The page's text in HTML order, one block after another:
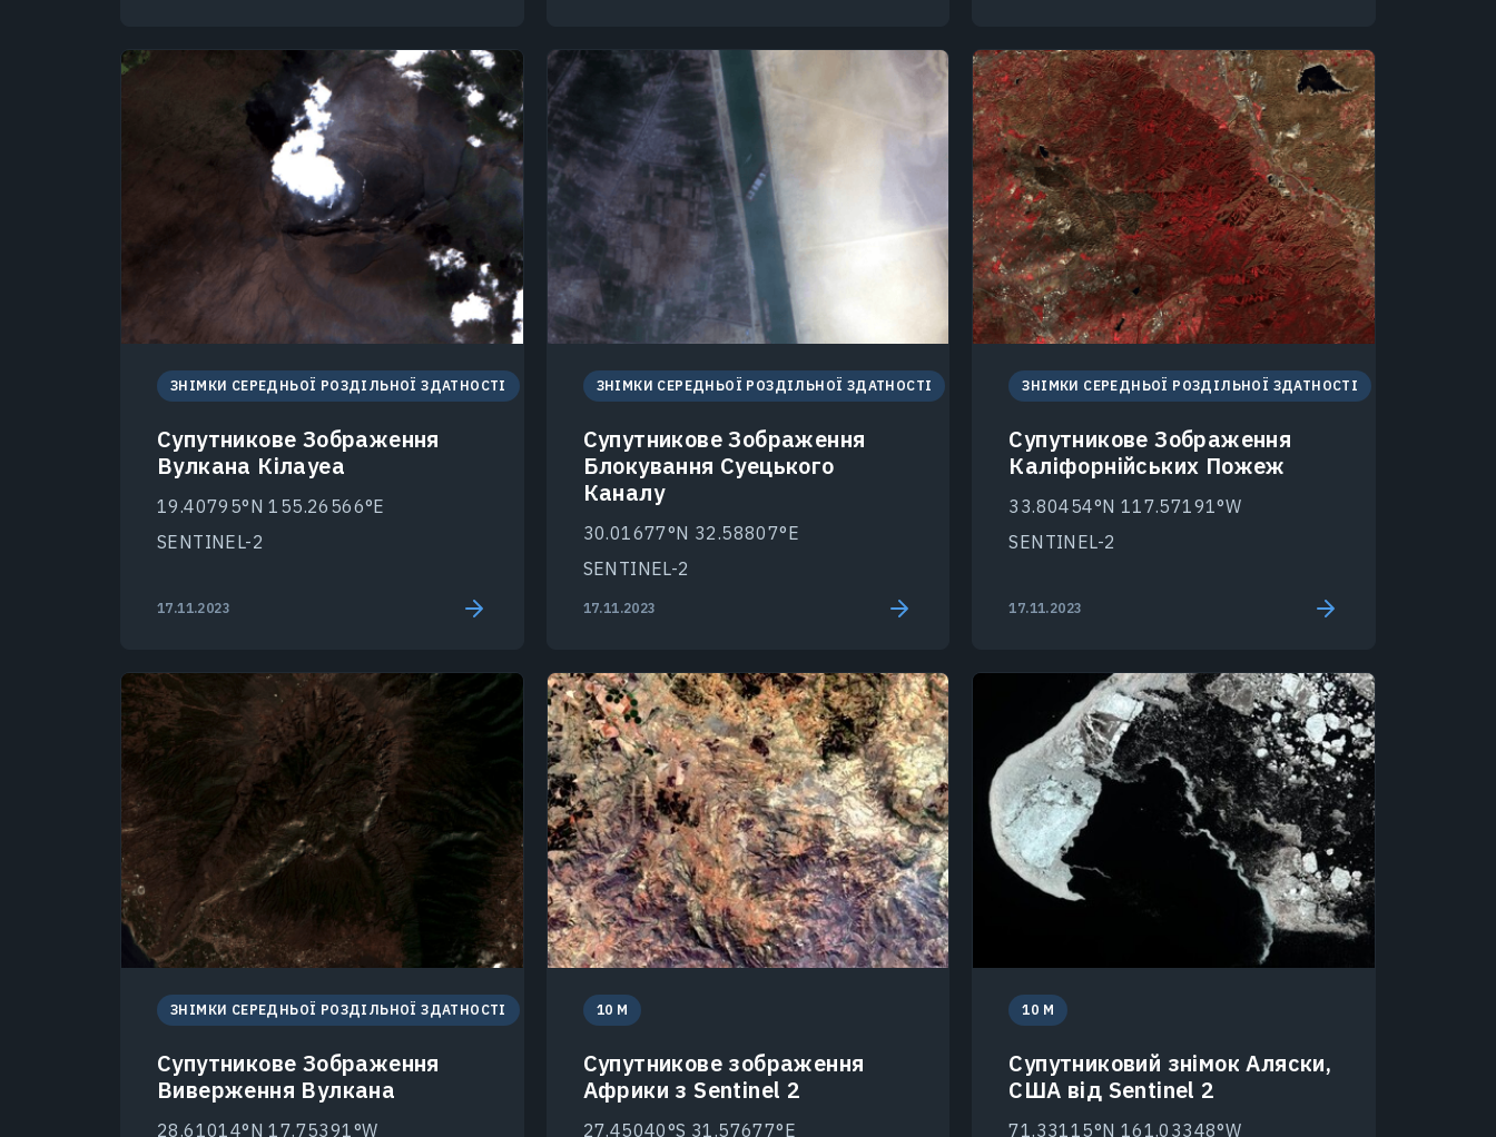
ЗНІМКИ СЕРЕДНЬОЇ РОЗДІЛЬНОЇ ЗДАТНОСТІ
Супутникове Зображення
Вулкана Кілауеа
19.40795°N 155.26566°E
SENTINEL-2
17.11.2023
ЗНІМКИ СЕРЕДНЬОЇ РОЗДІЛЬНОЇ ЗДАТНОСТІ
Супутникове Зображення
Блокування Суецького
Каналу
30.01677°N 32.58807°E
SENTINEL-2
17.11.2023
ЗНІМКИ СЕРЕДНЬОЇ РОЗДІЛЬНОЇ ЗДАТНОСТІ
Супутникове Зображення
Каліфорнійських Пожеж
33.80454°N 117.57191°W
SENTINEL-2
17.11.2023
ЗНІМКИ СЕРЕДНЬОЇ РОЗДІЛЬНОЇ ЗДАТНОСТІ
Супутникове Зображення
Виверження Вулкана
28.61014°N 17.75391°W
10 M
Супутникове зображення
Африки з Sentinel 2
27.45040°S 31.57677°E
10 M
Супутниковий знімок Аляски,
США від Sentinel 2
71.33115°N 161.03348°W